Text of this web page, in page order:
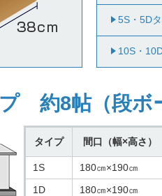
5S・5D
10S・
約8帖（段ボ
タイプ 間口（幅×高さ）
1S
180㎝×190㎝
1D
180㎝×190㎝